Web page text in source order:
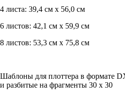
4 листа: 39,4 см х 56,0 см
6 листов: 42,1 см х 59,9 см
8 листов: 53,3 см х 75,8 см
Шаблоны для плоттера в формате
и разбитые на фрагменты 30 х 30